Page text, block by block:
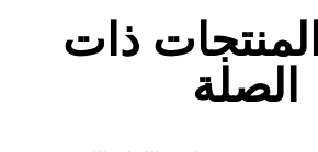
ذات
الصلة